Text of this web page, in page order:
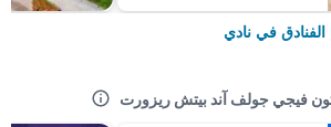
في نادي
فيجي جولف آند بيتش ريزورت